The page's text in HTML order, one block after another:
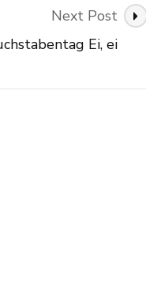
Next Post
Ei, ei